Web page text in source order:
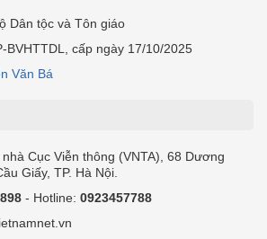
Dân tộc và Tôn giáo
BVHTTDL, cấp ngày 17/10/2025
Văn Bá
Cục Viễn thông (VNTA), 68 Dương
Giấy, TP. Hà Nội.
- Hotline: 0923457788